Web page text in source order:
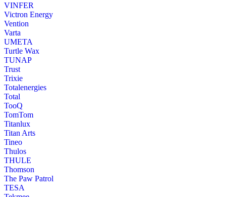
VINFER
Victron Energy
Vention
Varta
UMETA
Turtle Wax
TUNAP
Trust
Trixie
Totalenergies
Total
TooQ
TomTom
Titanlux
Titan Arts
Tineo
Thulos
THULE
Thomson
The Paw Patrol
TESA